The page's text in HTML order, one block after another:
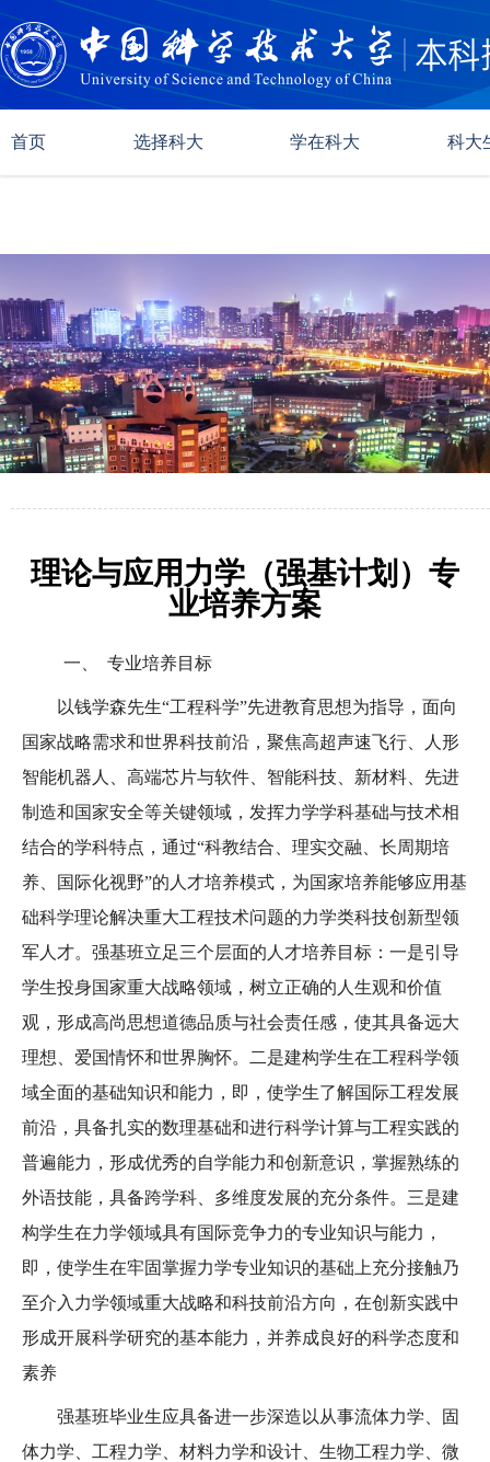
首页 选择科大 学在科大 科大
理论与应用力学（强基计划）专
业培养方案
一、 专业培养目标
以钱学森先生“工程科学”先进教育思想为指导，面向
国家战略需求和世界科技前沿， 聚焦高超声速飞行、人形
智能机器人、高端芯片与软件、智能科技、新材料、先进
制造和国家安全等关键领域， 发挥力学学科基础与技术相
结合的学科特点，通过“科教结合、理实交融、长周期培
养、国际化视野”的人才培养模式，为国家培养能够应用基
础科学理论解决重大工程技术问题的力学类科技创新型领
军人才。强基班立足三个层面的人才培养目标：一是引导
学生投身国家重大战略领域，树立正确的人生观和价值
观，形成高尚思想道德品质与社会责任感，使其具备远大
理想、爱国情怀和世界胸怀。二是建构学生在工程科学领
域全面的基础知识和能力，即，使学生了解国际工程发展
前沿，具备扎实的数理基础和进行科学计算与工程实践的
普遍能力，形成优秀的自学能力和创新意识，掌握熟练的
外语技能，具备跨学科、多维度发展的充分条件。三是建
构学生在力学领域具有国际竞争力的专业知识与能力，
即，使学生在牢固掌握力学专业知识的基础上充分接触乃
至介入力学领域重大战略和科技前沿方向，在创新实践中
形成开展科学研究的基本能力，并养成良好的科学态度和
素养
强基班毕业生应具备进一步深造以从事流体力学、固
体力学、工程力学、材料力学和设计、生物工程力学、微